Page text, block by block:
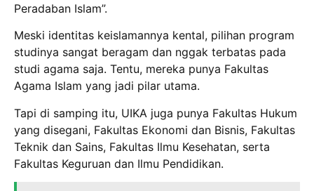
Peradaban Islam”.
Meski identitas keislamannya kental, pilihan program
studinya sangat beragam dan nggak terbatas pada
studi agama saja. Tentu, mereka punya Fakultas
Agama Islam yang jadi pilar utama.
Tapi di samping itu, UIKA juga punya Fakultas Hukum
yang disegani, Fakultas Ekonomi dan Bisnis, Fakultas
Teknik dan Sains, Fakultas Ilmu Kesehatan, serta
Fakultas Keguruan dan Ilmu Pendidikan.